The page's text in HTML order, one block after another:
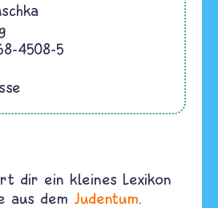
4508-5
dir ein kleines Lexikon
aus dem Judentum.